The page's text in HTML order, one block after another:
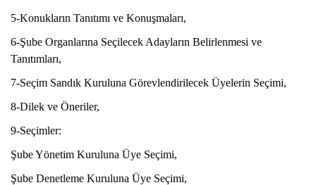
5-Konukların Tanıtımı ve Konuşmaları,
6-Şube Organlarına Seçilecek Adayların Belirlenmesi ve
Tanıtımları,
7-Seçim Sandık Kuruluna Görevlendirilecek Üyelerin Seçimi,
8-Dilek ve Öneriler,
9-Seçimler:
Şube Yönetim Kuruluna Üye Seçimi,
Şube Denetleme Kuruluna Üye Seçimi,